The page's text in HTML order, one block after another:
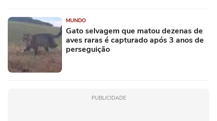
MUNDO
Gato selvagem que matou dezenas de
aves raras é capturado após 3 anos de
perseguição
PUBLICIDADE